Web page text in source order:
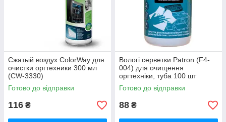
Сжатый воздух ColorWay для
очистки оргтехники 300 мл
(CW-3330)
Готово до відправки
116 ₴
Вологі серветки Patron (F4-
004) для очищення
оргтехніки, туба 100 шт
Готово до відправки
88 ₴